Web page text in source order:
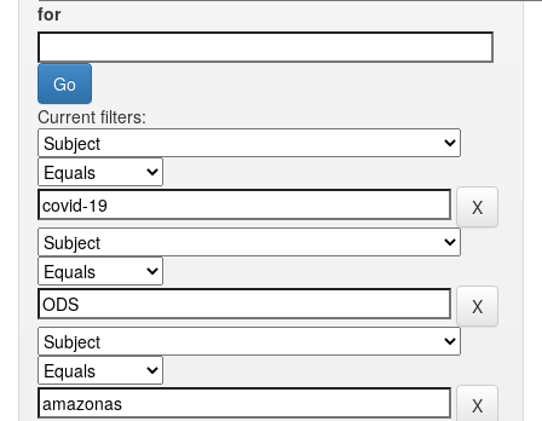
for
Current filters: